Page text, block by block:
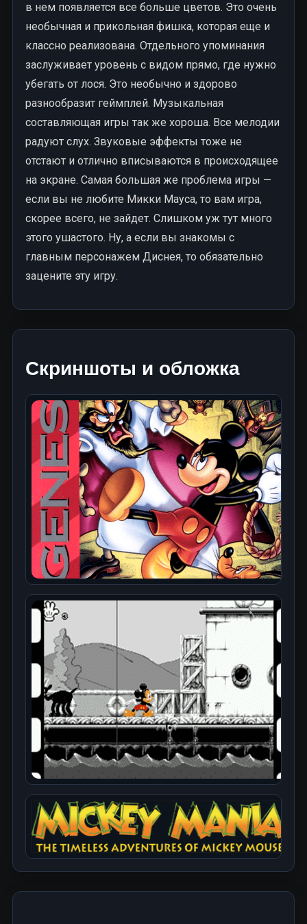
в нем появляется все больше цветов. Это очень
необычная и прикольная фишка, которая еще и
классно реализована. Отдельного упоминания
заслуживает уровень с видом прямо, где нужно
убегать от лося. Это необычно и здорово
разнообразит геймплей. Музыкальная
составляющая игры так же хороша. Все мелодии
радуют слух. Звуковые эффекты тоже не
отстают и отлично вписываются в происходящее
на экране. Самая большая же проблема игры —
если вы не любите Микки Мауса, то вам игра,
скорее всего, не зайдет. Слишком уж тут много
этого ушастого. Ну, а если вы знакомы с
главным персонажем Диснея, то обязательно
зацените эту игру.
Скриншоты и обложка